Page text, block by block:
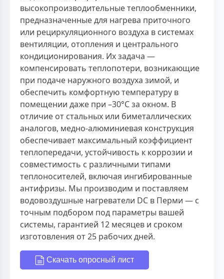
высокопроизводительные теплообменники,
предназначенные для нагрева приточного
или рециркуляционного воздуха в системах
вентиляции, отопления и центрального
кондиционирования. Их задача —
компенсировать теплопотери, возникающие
при подаче наружного воздуха зимой, и
обеспечить комфортную температуру в
помещении даже при –30°C за окном. В
отличие от стальных или биметаллических
аналогов, медно-алюминиевая конструкция
обеспечивает максимальный коэффициент
теплопередачи, устойчивость к коррозии и
совместимость с различными типами
теплоносителей, включая ингибированные
антифризы. Мы производим и поставляем
водовоздушные нагреватели DC в Перми — с
точным подбором под параметры вашей
системы, гарантией 12 месяцев и сроком
изготовления от 25 рабочих дней.
Скачать опросный лист